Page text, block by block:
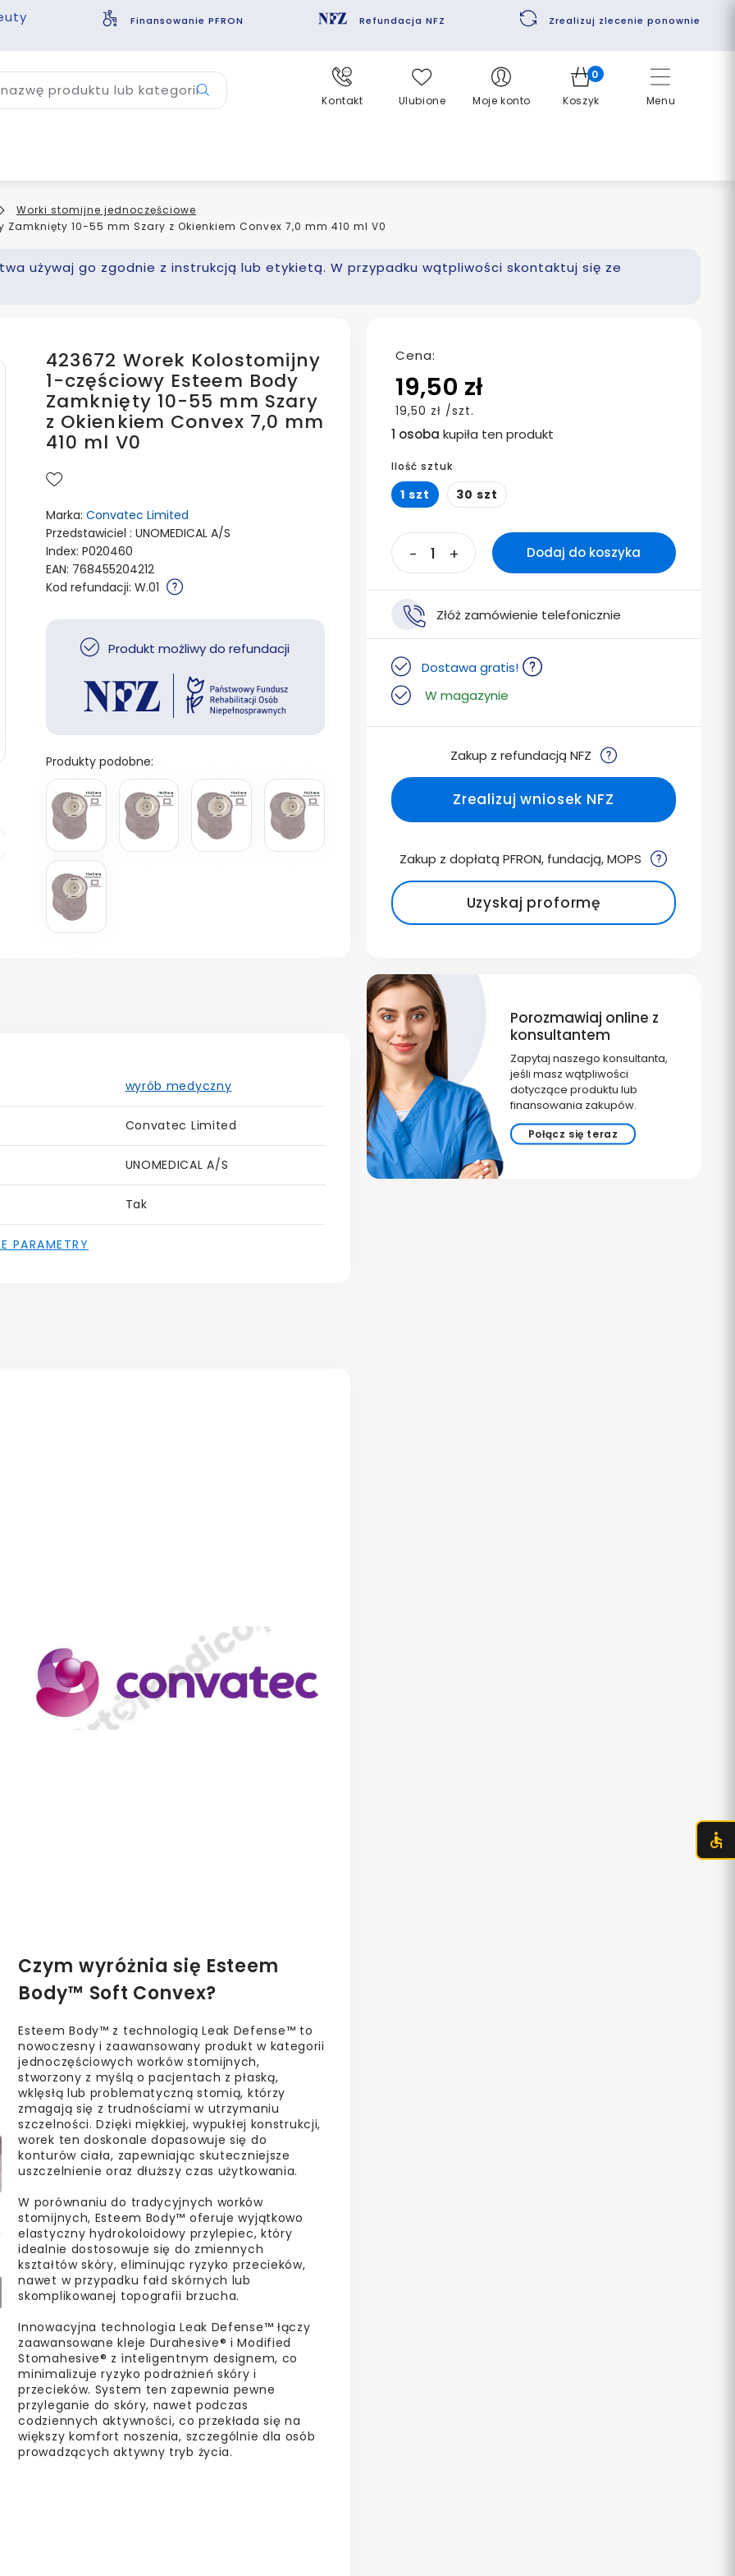
Finansowanie PFRON Refundacja NFZ Zrealizuj zlecenie ponownie
Menu
produktu lub kategorii
Kontakt Ulubione Moje konto
0
Koszyk
Worki stomijne jednoczęściowe
10-55 mm Szary z Okienkiem Convex 7,0 mm 410 ml V0
używaj go zgodnie z instrukcją lub etykietą. W przypadku wątpliwości skontaktuj się ze
423672 Worek Kolostomijny
1-częściowy Esteem Body
Zamknięty 10-55 mm Szary
z Okienkiem Convex 7,0 mm
410 ml V0
Marka: Convatec Limited
Przedstawiciel : UNOMEDICAL A/S
Index: P020460
EAN: 768455204212
Kod refundacji: W.01
Produkt możliwy do refundacji
Produkty podobne:
Cena:
19,50 zł
19,50 zł /szt.
1 osoba kupiła ten produkt
Ilość sztuk
1 szt 30 szt
- + Dodaj do koszyka
Złóż zamówienie telefonicznie
Dostawa gratis!
W magazynie
Zakup z refundacją NFZ
Zrealizuj wniosek NFZ
Zakup z dopłatą PFRON, fundacją, MOPS
Uzyskaj proformę
Porozmawiaj online z
konsultantem
Zapytaj naszego konsultanta,
jeśli masz wątpliwości
dotyczące produktu lub
finansowania zakupów.
Połącz się teraz
wyrób medyczny
Convatec Limited
UNOMEDICAL A/S
Tak
PARAMETRY
Czym wyróżnia się Esteem
Body™ Soft Convex?
Esteem Body™ z technologią Leak Defense™ to
nowoczesny i zaawansowany produkt w kategorii
jednoczęściowych worków stomijnych,
stworzony z myślą o pacjentach z płaską,
wklęsłą lub problematyczną stomią, którzy
zmagają się z trudnościami w utrzymaniu
szczelności. Dzięki miękkiej, wypukłej konstrukcji,
worek ten doskonale dopasowuje się do
konturów ciała, zapewniając skuteczniejsze
uszczelnienie oraz dłuższy czas użytkowania.
W porównaniu do tradycyjnych worków
stomijnych, Esteem Body™ oferuje wyjątkowo
elastyczny hydrokoloidowy przylepiec, który
idealnie dostosowuje się do zmiennych
kształtów skóry, eliminując ryzyko przecieków,
nawet w przypadku fałd skórnych lub
skomplikowanej topografii brzucha.
Innowacyjna technologia Leak Defense™ łączy
zaawansowane kleje Durahesive® i Modified
Stomahesive® z inteligentnym designem, co
minimalizuje ryzyko podrażnień skóry i
przecieków. System ten zapewnia pewne
przyleganie do skóry, nawet podczas
codziennych aktywności, co przekłada się na
większy komfort noszenia, szczególnie dla osób
prowadzących aktywny tryb życia.